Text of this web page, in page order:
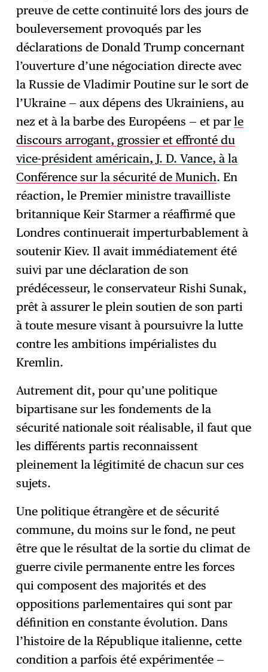
preuve de cette continuité lors des jours de
bouleversement provoqués par les
déclarations de Donald Trump concernant
l’ouverture d’une négociation directe avec
la Russie de Vladimir Poutine sur le sort de
l’Ukraine — aux dépens des Ukrainiens, au
nez et à la barbe des Européens — et parle
discours arrogant, grossier et effronté du
vice-président américain, J. D. Vance, à la
Conférence sur la sécurité de Munich. En
réaction, le Premier ministre travailliste
britannique Keir Starmer a réaffirmé que
Londres continuerait imperturbablement à
soutenir Kiev. Il avait immédiatement été
suivi par une déclaration de son
prédécesseur, le conservateur Rishi Sunak,
prêt à assurer le plein soutien de son parti
à toute mesure visant à poursuivre la lutte
contre les ambitions impérialistes du
Kremlin.
Autrement dit, pour qu’une politique
bipartisane sur les fondements de la
sécurité nationale soit réalisable, il faut que
les différents partis reconnaissent
pleinement la légitimité de chacun sur ces
sujets.
Une politique étrangère et de sécurité
commune, du moins sur le fond, ne peut
être que le résultat de la sortie du climat de
guerre civile permanente entre les forces
qui composent des majorités et des
oppositions parlementaires qui sont par
définition en constante évolution. Dans
l’histoire de la République italienne, cette
condition a parfois été expérimentée —